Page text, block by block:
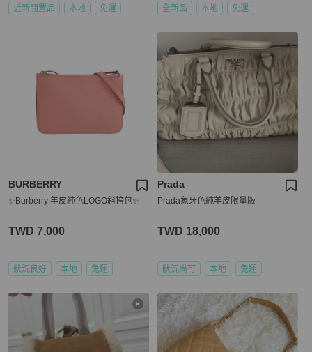
近新閒置品 本地 免運 全新品 本地 免運
BURBERRY
✨Burberry 羊皮純色LOGO斜挎包✨
TWD 7,000
狀況良好 本地 免運
Prada
Prada象牙色純羊皮限量版
TWD 18,000
狀況尚可 本地 免運